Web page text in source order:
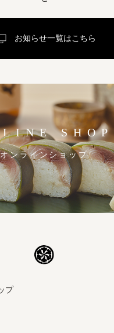
お知らせ一覧はこちら
SHOP
オンラインショップ
プ